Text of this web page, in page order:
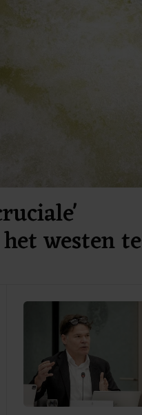
westen te